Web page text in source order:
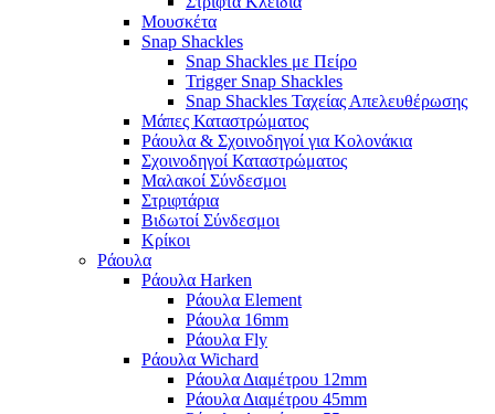
Μουσκέτα
Snap Shackles
Snap Shackles με Πείρο
Trigger Snap Shackles
Snap Shackles Ταχείας Απελευθέρωσης
Μάπες Καταστρώματος
Ράουλα & Σχοινοδηγοί για Κολονάκια
Σχοινοδηγοί Καταστρώματος
Μαλακοί Σύνδεσμοι
Στριφτάρια
Βιδωτοί Σύνδεσμοι
Κρίκοι
Ράουλα
Ράουλα Harken
Ράουλα Element
Ράουλα 16mm
Ράουλα Fly
Ράουλα Wichard
Ράουλα Διαμέτρου 12mm
Ράουλα Διαμέτρου 45mm